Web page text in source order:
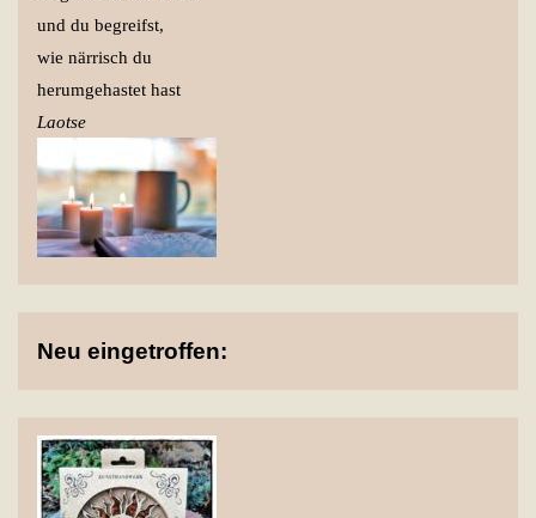
und du begreifst,
wie närrisch du
herumgehastet hast
Laotse
Neu eingetroffen: